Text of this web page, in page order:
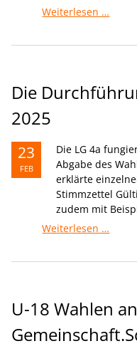
Weiterlesen …
Die
2025
23
FEB
Die LG 4a
Abgabe des
erklärte
Stimmzettel
zudem mit
Weiterlesen …
U-18 Wahlen